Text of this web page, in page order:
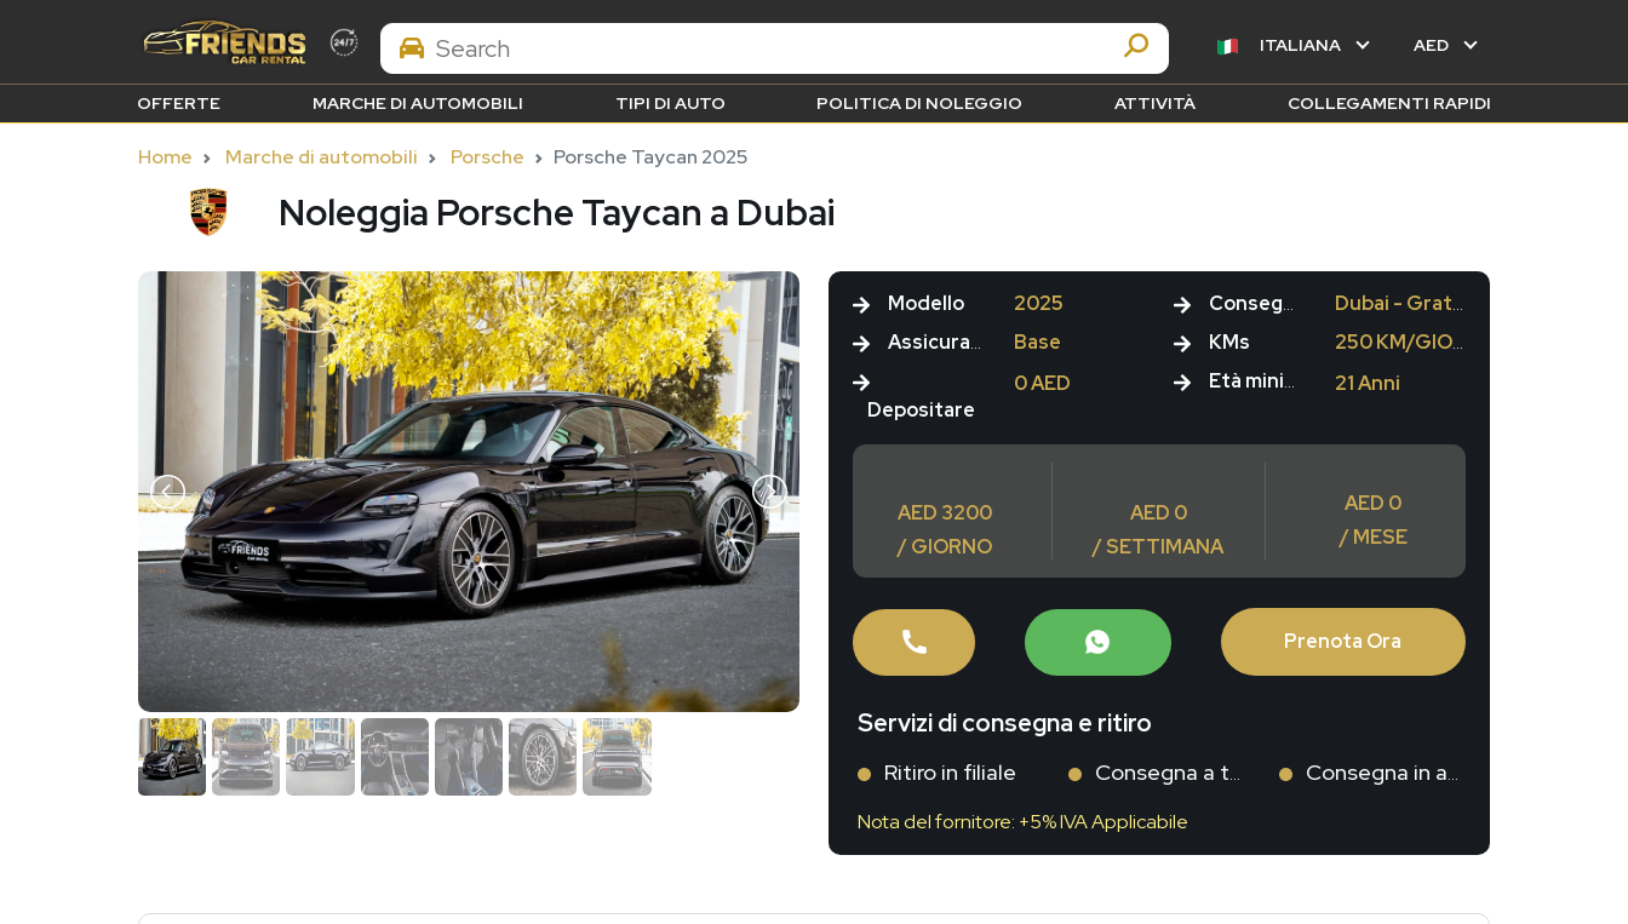
Search Brands ITALIANA AED
OFFERTE MARCHE DI AUTOMOBILI TIPI DI AUTO POLITICA DI NOLEGGIO ATTIVITÀ COLLEGAMENTI RAPIDI
Home Marche di automobili Porsche Porsche Taycan 2025
Noleggia Porsche Taycan a Dubai
Modello
Assicurazione
Depositare
2025
Base
0 AED
Consegna
KMs
Età minima
Dubai - Gratuito
250 KM/GIORNO
21 Anni
AED 3200
/ GIORNO
AED 0
/ SETTIMANA
AED 0
/ MESE
Prenota Ora
Servizi di consegna e ritiro
Ritiro in filiale Consegna a te Consegna in aeroporto
Nota del fornitore: +5% IVA Applicabile